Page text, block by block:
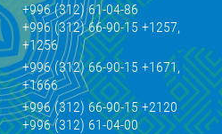
+996 (312) 61-04-86
+996 (312) 66-90-15 +1257,
+1256
+996 (312) 66-90-15 +1671,
+1666
+996 (312) 66-90-15 +2120
+996 (312) 61-04-00